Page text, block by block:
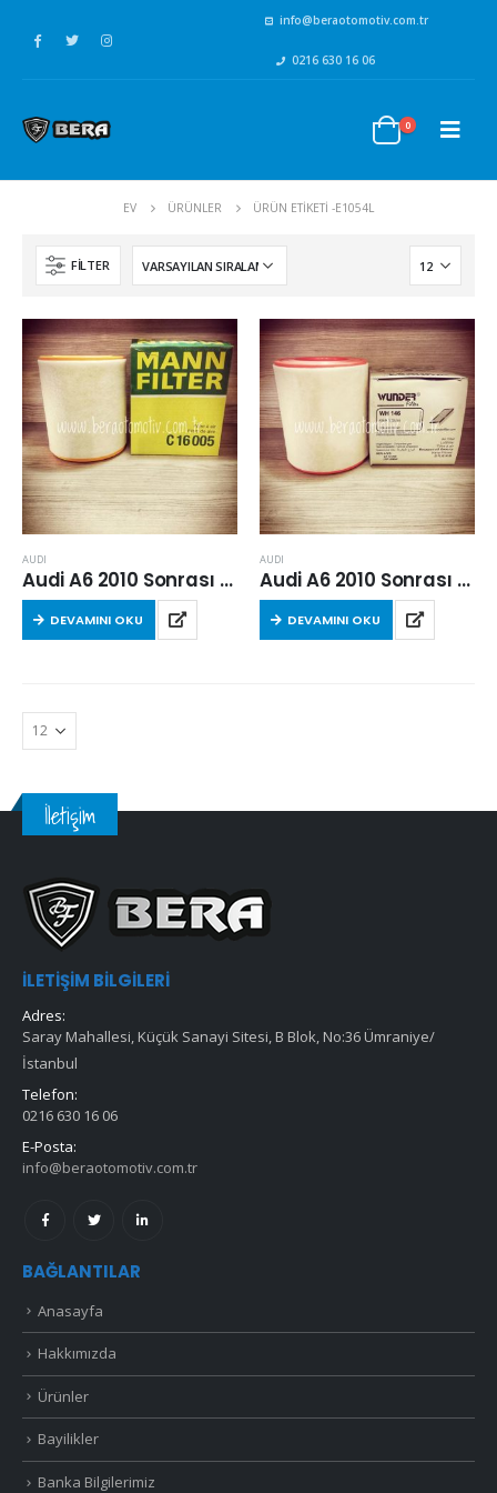
info@beraotomotiv.com.tr
0216 630 16 06
0
EV ÜRÜNLER ÜRÜN ETIKETI -E1054L
FILTER
AUDI
Audi A6 2010 Sonrası 3.0 Tdi Hava Filtresi
DEVAMINI OKU
AUDI
Audi A6 2010 Sonrası 3.0 Tdi Hava Filtresi
DEVAMINI OKU
İletişim
İLETIŞIM BILGILERI
Adres:
Saray Mahallesi, Küçük Sanayi Sitesi, B Blok, No:36 Ümraniye/
İstanbul
Telefon:
0216 630 16 06
E-Posta:
info@beraotomotiv.com.tr
BAĞLANTILAR
Anasayfa
Hakkımızda
Ürünler
Bayilikler
Banka Bilgilerimiz